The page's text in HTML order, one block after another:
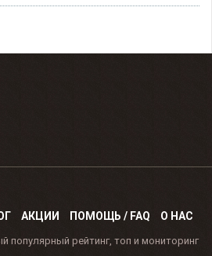
АКЦИИ ПОМОЩЬ / FAQ О НАС
популярный рейтинг, топ и мониторинг